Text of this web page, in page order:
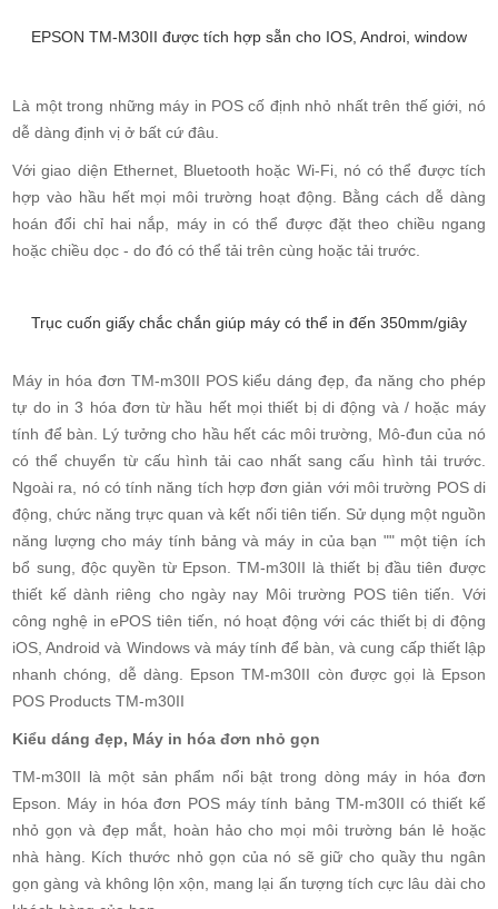
EPSON TM-M30II được tích hợp sẵn cho IOS, Androi, window
Là một trong những máy in POS cố định nhỏ nhất trên thế giới, nó
dễ dàng định vị ở bất cứ đâu.
Với giao diện Ethernet, Bluetooth hoặc Wi-Fi, nó có thể được tích
hợp vào hầu hết mọi môi trường hoạt động. Bằng cách dễ dàng
hoán đổi chỉ hai nắp, máy in có thể được đặt theo chiều ngang
hoặc chiều dọc - do đó có thể tải trên cùng hoặc tải trước.
Trục cuốn giấy chắc chắn giúp máy có thể in đến 350mm/giây
Máy in hóa đơn TM-m30II POS kiểu dáng đẹp, đa năng cho phép
tự do in 3 hóa đơn từ hầu hết mọi thiết bị di động và / hoặc máy
tính để bàn. Lý tưởng cho hầu hết các môi trường, Mô-đun của nó
có thể chuyển từ cấu hình tải cao nhất sang cấu hình tải trước.
Ngoài ra, nó có tính năng tích hợp đơn giản với môi trường POS di
động, chức năng trực quan và kết nối tiên tiến. Sử dụng một nguồn
năng lượng cho máy tính bảng và máy in của bạn "" một tiện ích
bổ sung, độc quyền từ Epson. TM-m30II là thiết bị đầu tiên được
thiết kế dành riêng cho ngày nay Môi trường POS tiên tiến. Với
công nghệ in ePOS tiên tiến, nó hoạt động với các thiết bị di động
iOS, Android và Windows và máy tính để bàn, và cung cấp thiết lập
nhanh chóng, dễ dàng. Epson TM-m30II còn được gọi là Epson
POS Products TM-m30II
Kiểu dáng đẹp, Máy in hóa đơn nhỏ gọn
TM-m30II là một sản phẩm nổi bật trong dòng máy in hóa đơn
Epson. Máy in hóa đơn POS máy tính bảng TM-m30II có thiết kế
nhỏ gọn và đẹp mắt, hoàn hảo cho mọi môi trường bán lẻ hoặc
nhà hàng. Kích thước nhỏ gọn của nó sẽ giữ cho quầy thu ngân
gọn gàng và không lộn xộn, mang lại ấn tượng tích cực lâu dài cho